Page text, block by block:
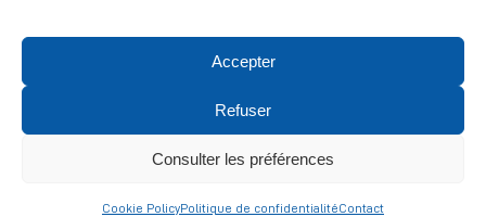
Accepter
Refuser
Consulter les préférences
Cookie PolicyPolitique de confidentialitéContact
© 2026 ALIS | All rights reserved
légales